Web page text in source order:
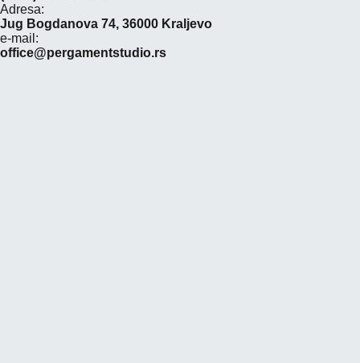
Adresa:
Jug Bogdanova 74, 36000 Kraljevo
e-mail:
office@pergamentstudio.rs